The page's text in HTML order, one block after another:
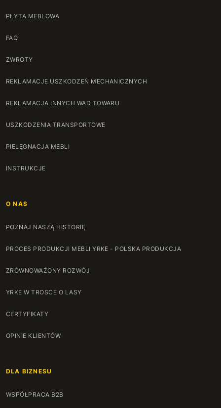
PŁYTA MEBLOWA
FAQ
ZWROTY
REKLAMACJE USZKODZEŃ MECHANICZNYCH
REKLAMACJA INNYCH WAD TOWARU
USZKODZENIA TRANSPORTOWE
PIELĘGNACJA MEBLI
INSTRUKCJE
O NAS
POZNAJ NASZĄ HISTORIĘ
PROCES PRODUKCJI MEBLI YRKE - POLSKA PRODUKCJA
ZRÓWNOWAŻONY ROZWÓJ
YRKE W TROSCE O LASY
CERTYFIKATY
OPINIE KLIENTÓW
DLA BIZNESU
WSPÓŁPRACA B2B